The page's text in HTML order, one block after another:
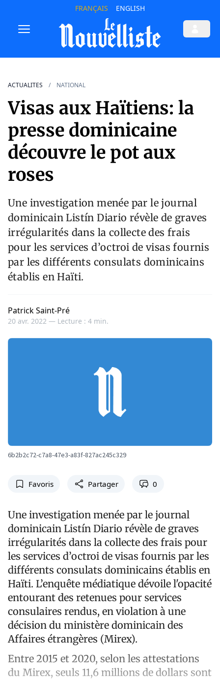
FRANÇAIS ENGLISH
ACTUALITES NATIONAL
Visas aux Haïtiens: la
presse dominicaine
découvre le pot aux
roses
Une investigation menée par le journal
dominicain Listín Diario révèle de graves
irrégularités dans la collecte des frais
pour les services d’octroi de visas fournis
par les différents consulats dominicains
établis en Haïti.
Patrick Saint-Pré
20 avr. 2022 — Lecture : 4 min.
6b2b2c72-c7a8-47e3-a83f-827ac245c329
Favoris Partager 0
Une investigation menée par le journal
dominicain Listín Diario révèle de graves
irrégularités dans la collecte des frais pour
les services d’octroi de visas fournis par les
différents consulats dominicains établis en
Haïti. L’enquête médiatique dévoile l'opacité
entourant des retenues pour services
consulaires rendus, en violation à une
décision du ministère dominicain des
Affaires étrangères (Mirex).
Entre 2015 et 2020, selon les attestations
du Mirex, seuls 11,6 millions de dollars sont